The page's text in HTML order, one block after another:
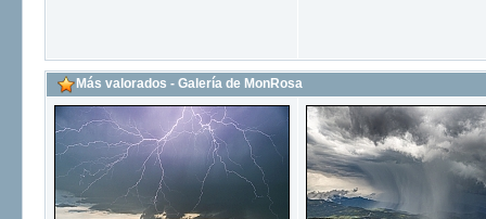
Más valorados - Galería de MonRosa